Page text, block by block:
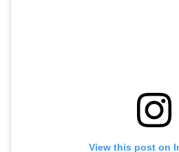
View this post on